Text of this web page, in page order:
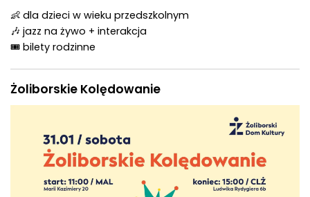
👶 dla dzieci w wieku przedszkolnym
🎶 jazz na żywo + interakcja
🎟 bilety rodzinne
Żoliborskie Kolędowanie